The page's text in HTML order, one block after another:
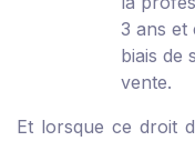
3 ans et
biais de
vente.
Et lorsque ce droit